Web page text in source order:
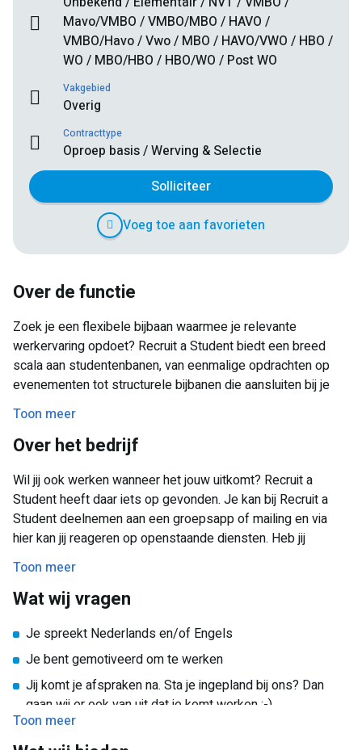
Mavo/VMBO / VMBO/MBO / HAVO /
VMBO/Havo / Vwo / MBO / HAVO/VWO / HBO /
WO / MBO/HBO / HBO/WO / Post WO
Vakgebied
Overig
Contracttype
Oproep basis / Werving & Selectie
Solliciteer
Voeg toe aan favorieten
Over de functie
Zoek je een flexibele bijbaan waarmee je relevante
werkervaring opdoet? Recruit a Student biedt een breed
scala aan studentenbanen, van eenmalige opdrachten op
evenementen tot structurele bijbanen die aansluiten bij je
studie. Jij bepaalt wanneer je werkt en kiest zelf wat het
beste bij je past. Of je nu wilt bijverdienen of je carrière een
vliegende start wilt geven, wij helpen je aan de juiste job!
Toon meer
Over het bedrijf
Wil jij ook werken wanneer het jouw uitkomt? Recruit a
Student heeft daar iets op gevonden. Je kan bij Recruit a
Student deelnemen aan een groepsapp of mailing en via
hier kan jij reageren op openstaande diensten. Heb jij
interesse in een dienst? Dan volgt er een korte
kennismaking en ontvang jij meer informatie over de
opdracht en de werkwijze van Recruit a Student. We hebben
Werkstudent functies (bijv.: bouwkunde, commerciële
economie of HRM studenten)
Callcenter
Toon meer
Wat wij vragen
Je spreekt Nederlands en/of Engels
Je bent gemotiveerd om te werken
Jij komt je afspraken na. Sta je ingepland bij ons? Dan
gaan wij er ook van uit dat je komt werken :-).
Toon meer